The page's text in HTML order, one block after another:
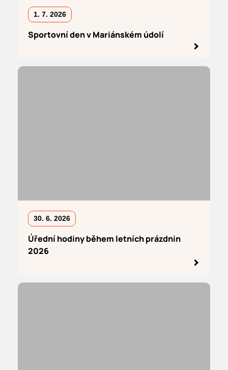
1. 7. 2026
Sportovní den v Mariánském údolí
30. 6. 2026
Úřední hodiny během letních prázdnin
2026